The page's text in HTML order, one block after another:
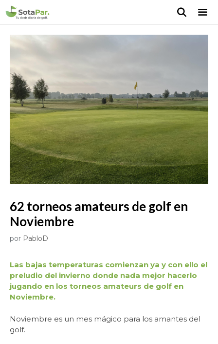
Saltar
al
contenido
62 torneos amateurs de golf en
Noviembre
por PabloD
Las bajas temperaturas comienzan ya y con ello el
preludio del invierno donde nada mejor hacerlo
jugando en los torneos amateurs de golf en
Noviembre.
Noviembre es un mes mágico para los amantes del
golf.